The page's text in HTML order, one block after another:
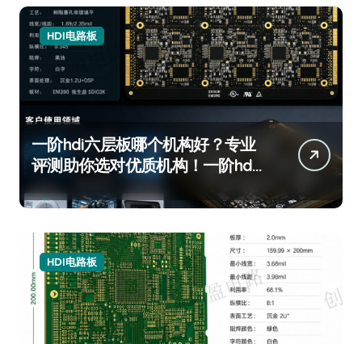
HDI电路板
一阶hdi六层板哪个机构好？专业
评测助你选对优质机构！一阶hdi
六层板机构推荐
HDI电路板